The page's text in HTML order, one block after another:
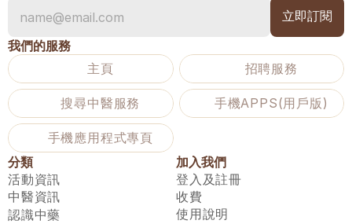
我們的服務
主頁
招聘服務
搜尋中醫服務 手機APPS(用戶版)
手機應用程式專頁
分類
活動資訊
中醫資訊
認識中藥
加入我們
登入及註冊
收費
使用說明